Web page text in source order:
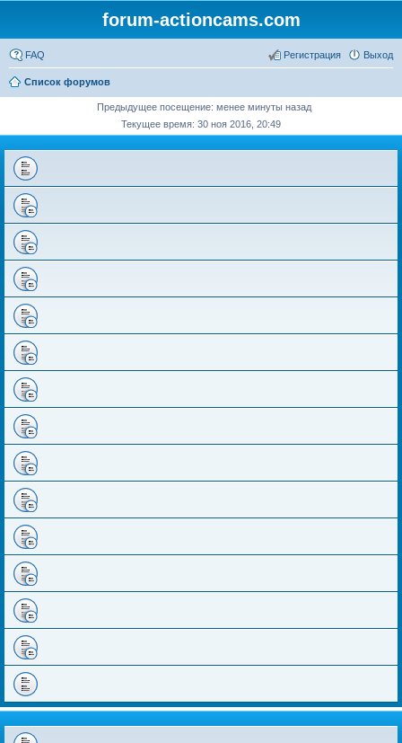
forum-actioncams.com
FAQ Выход
Регистрация
Список форумов
Предыдущее посещение: менее минуты назад
Текущее время: 30 ноя 2016, 20:49